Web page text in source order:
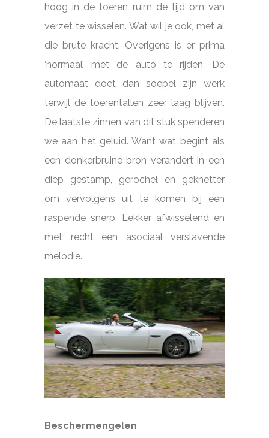
hoog in de toeren ruim de tijd om van
verzet te wisselen. Wat wil je ook, met al
die brute kracht. Overigens is er prima
‘normaal’ met de auto te rijden. De
automaat doet dan soepel zijn werk
terwijl de toerentallen zeer laag blijven.
De laatste zinnen van dit stuk spenderen
we aan het geluid. Want wat begint als
een donkerbruine bron verandert in een
diep gestamp, gerochel en geknetter
om vervolgens uit te komen bij een
raspende snerp. Lekker afwisselend en
met recht een asociaal verslavende
melodie.
Beschermengelen